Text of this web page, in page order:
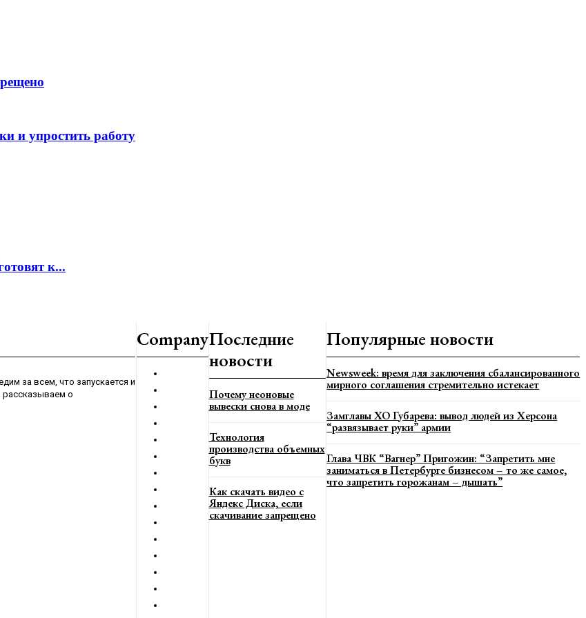
и упростить работу
к...
за всем, что запускается и
рассказываем о
CompanyПоследние
новости
Почему неоновые
вывески снова в моде
Технология
производства объемных
букв
Как скачать видео с
Яндекс Диска, если
скачивание запрещено
Популярные новости
Newsweek: время для заключения сбалансированного
мирного соглашения стремительно истекает
Замглавы ХО Губарева: вывод людей из Херсона
“развязывает руки” армии
Глава ЧВК “Вагнер” Пригожин: “Запретить мне
заниматься в Петербурге бизнесом – то же самое,
что запретить горожанам – дышать”